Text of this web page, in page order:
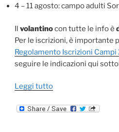
4 – 11 agosto: campo adulti
Il volantinocon tutte le info è
Per le iscrizioni, è importante
Regolamento Iscrizioni Campi
seguire le indicazioni qui
Leggi tutto“CAMPI
2024: